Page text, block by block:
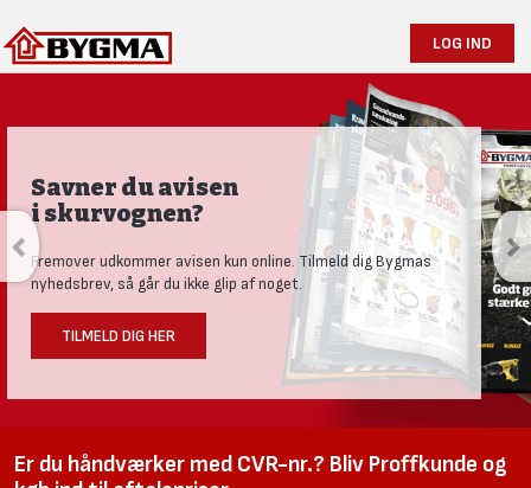
LOG IND
Savner du avisen
i skurvognen?
Fremover udkommer avisen kun online. Tilmeld dig Bygmas
nyhedsbrev, så går du ikke glip af noget.
TILMELD DIG HER
Er du håndværker med CVR-nr.? Bliv Proffkunde og